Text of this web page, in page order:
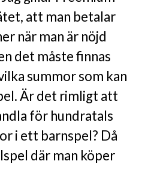
att man betalar
när man är nöjd
det måste finnas
summor som kan
Är det rimligt att
för hundratals
i ett barnspel? Då
där man köper